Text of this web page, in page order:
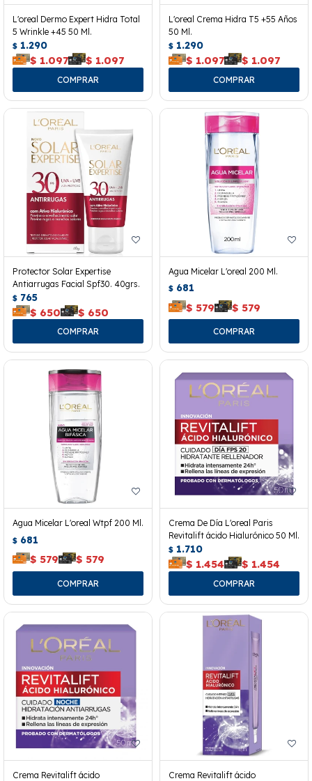
L'oreal Dermo Expert Hidra Total
5 Wrinkle +45 50 Ml.
$ 1.290
$ 1.097 $ 1.097
L'oreal Crema Hidra T5 +55 Años
50 Ml.
$ 1.290
$ 1.097 $ 1.097
Protector Solar Expertise
Antiarrugas Facial Spf30. 40grs.
$ 765
$ 650 $ 650
Agua Micelar L'oreal 200 Ml.
$ 681
$ 579 $ 579
Agua Micelar L'oreal Wtpf 200 Ml.
$ 681
$ 579 $ 579
Crema De Día L'oreal Paris
Revitalift ácido Hialurónico 50 Ml.
$ 1.710
$ 1.454 $ 1.454
Crema Revitalift ácido
Crema Revitalift ácido